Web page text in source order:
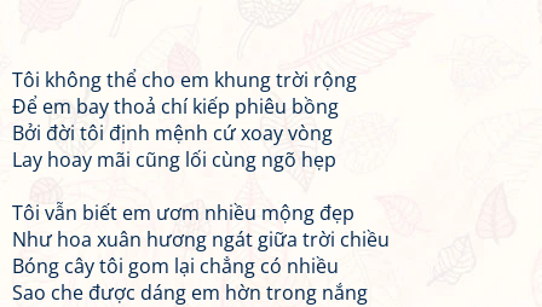
Tôi không thể cho em khung trời rộng
Để em bay thoả chí kiếp phiêu bồng
Bởi đời tôi định mệnh cứ xoay vòng
Lay hoay mãi cũng lối cùng ngõ hẹp
Tôi vẫn biết em ươm nhiều mộng đẹp
Như hoa xuân hương ngát giữa trời chiều
Bóng cây tôi gom lại chẳng có nhiều
Sao che được dáng em hờn trong nắng